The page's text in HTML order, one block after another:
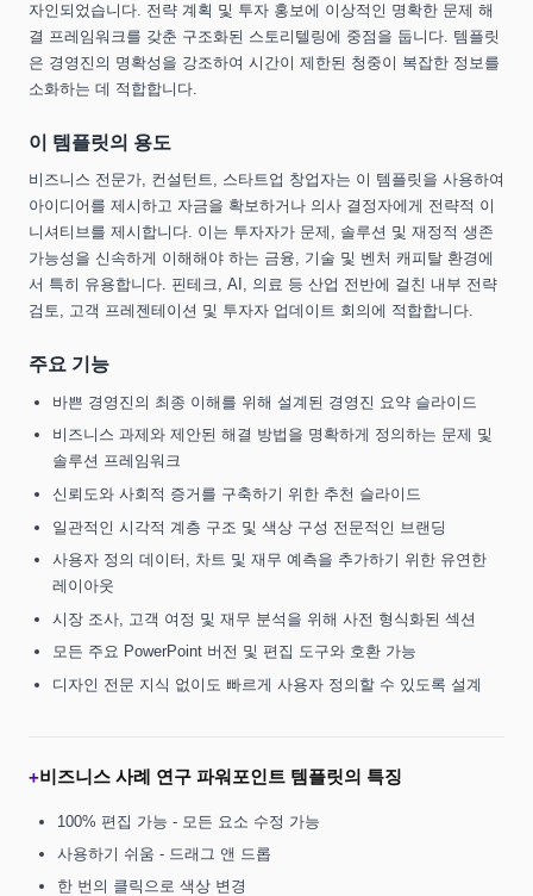
자인되었습니다. 전략 계획 및 투자 홍보에 이상적인 명확한 문제 해
결 프레임워크를 갖춘 구조화된 스토리텔링에 중점을 둡니다. 템플릿
은 경영진의 명확성을 강조하여 시간이 제한된 청중이 복잡한 정보를
소화하는 데 적합합니다.
이 템플릿의 용도
비즈니스 전문가, 컨설턴트, 스타트업 창업자는 이 템플릿을 사용하여
아이디어를 제시하고 자금을 확보하거나 의사 결정자에게 전략적 이
니셔티브를 제시합니다. 이는 투자자가 문제, 솔루션 및 재정적 생존
가능성을 신속하게 이해해야 하는 금융, 기술 및 벤처 캐피탈 환경에
서 특히 유용합니다. 핀테크, AI, 의료 등 산업 전반에 걸친 내부 전략
검토, 고객 프레젠테이션 및 투자자 업데이트 회의에 적합합니다.
주요 기능
바쁜 경영진의 최종 이해를 위해 설계된 경영진 요약 슬라이드
비즈니스 과제와 제안된 해결 방법을 명확하게 정의하는 문제 및
솔루션 프레임워크
신뢰도와 사회적 증거를 구축하기 위한 추천 슬라이드
일관적인 시각적 계층 구조 및 색상 구성 전문적인 브랜딩
사용자 정의 데이터, 차트 및 재무 예측을 추가하기 위한 유연한
레이아웃
시장 조사, 고객 여정 및 재무 분석을 위해 사전 형식화된 섹션
모든 주요 PowerPoint 버전 및 편집 도구와 호환 가능
디자인 전문 지식 없이도 빠르게 사용자 정의할 수 있도록 설계
+비즈니스 사례 연구 파워포인트 템플릿의 특징
100% 편집 가능 - 모든 요소 수정 가능
사용하기 쉬움 - 드래그 앤 드롭
한 번의 클릭으로 색상 변경